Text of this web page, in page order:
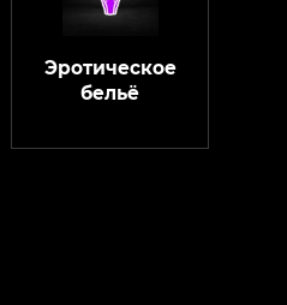
Эротическое
бельё